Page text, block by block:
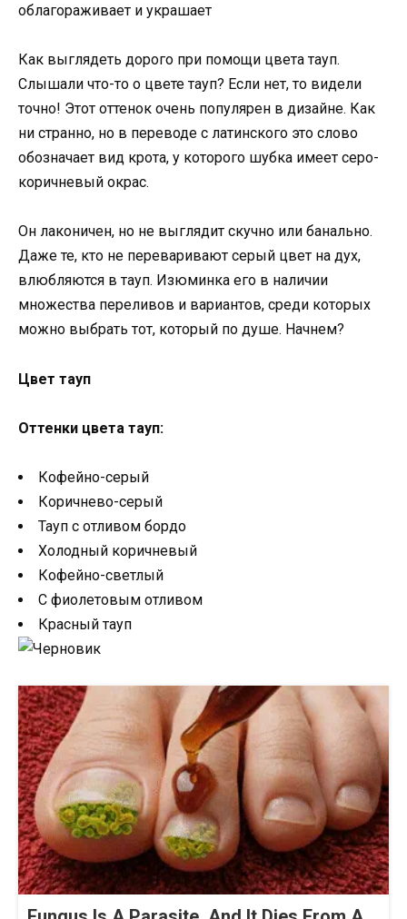
облагораживает и украшает
Как выглядеть дорого при помощи цвета тауп.
Слышали что-то о цвете тауп? Если нет, то видели
точно! Этот оттенок очень популярен в дизайне. Как
ни странно, но в переводе с латинского это слово
обозначает вид крота, у которого шубка имеет серо-
коричневый окрас.
Он лаконичен, но не выглядит скучно или банально.
Даже те, кто не переваривают серый цвет на дух,
влюбляются в тауп. Изюминка его в наличии
множества переливов и вариантов, среди которых
можно выбрать тот, который по душе. Начнем?
Цвет тауп
Оттенки цвета тауп:
Кофейно-серый
Коричнево-серый
Тауп с отливом бордо
Холодный коричневый
Кофейно-светлый
С фиолетовым отливом
Красный тауп